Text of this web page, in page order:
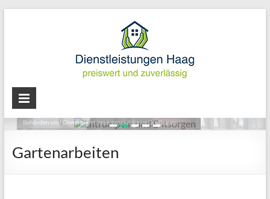
Dienstleistungen
Haag
Entrümpeln
Entrümpeln und Entsorgen
Behörden und Gewerbebetriebe ganzjährig im Großraum
Stuttgart.
mehr lesen
Gartenarbeiten